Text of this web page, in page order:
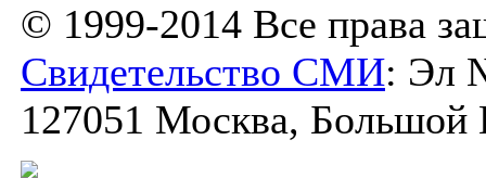
© 1999-2014 Все права
Свидетельство СМИ: Эл
127051 Москва, Большой